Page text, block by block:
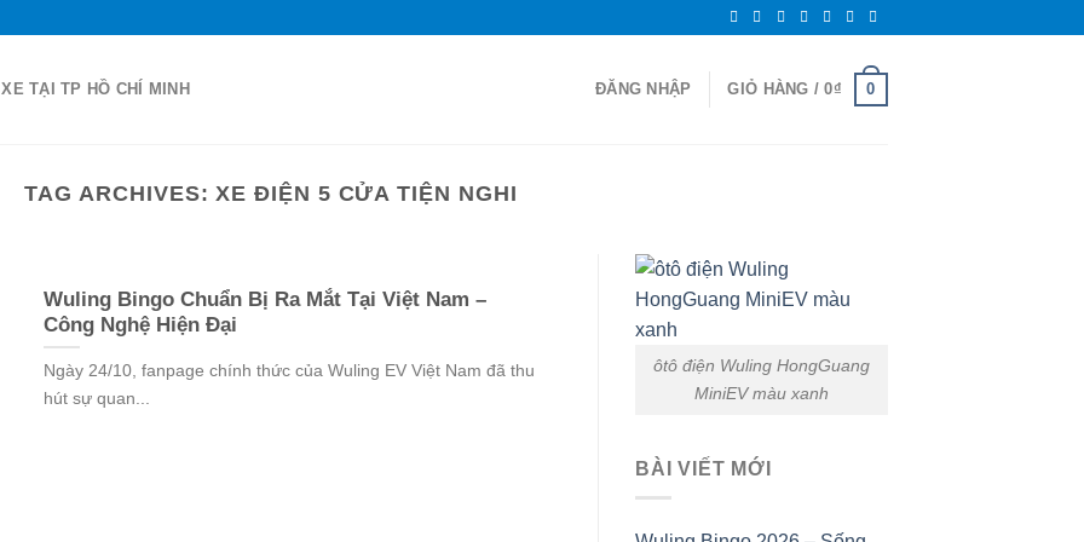
TẠI TP HỒ CHÍ MINH ĐĂNG NHẬP GIỎ HÀNG /0₫ 0
TAG ARCHIVES:XE ĐIỆN 5 CỬA TIỆN NGHI
Wuling Bingo Chuẩn Bị Ra Mắt Tại Việt Nam –
Công Nghệ Hiện Đại
Ngày 24/10, fanpage chính thức của Wuling EV Việt Nam đã thu
hút sự quan...
ôtô điện Wuling HongGuang
MiniEV màu xanh
BÀI VIẾT MỚI